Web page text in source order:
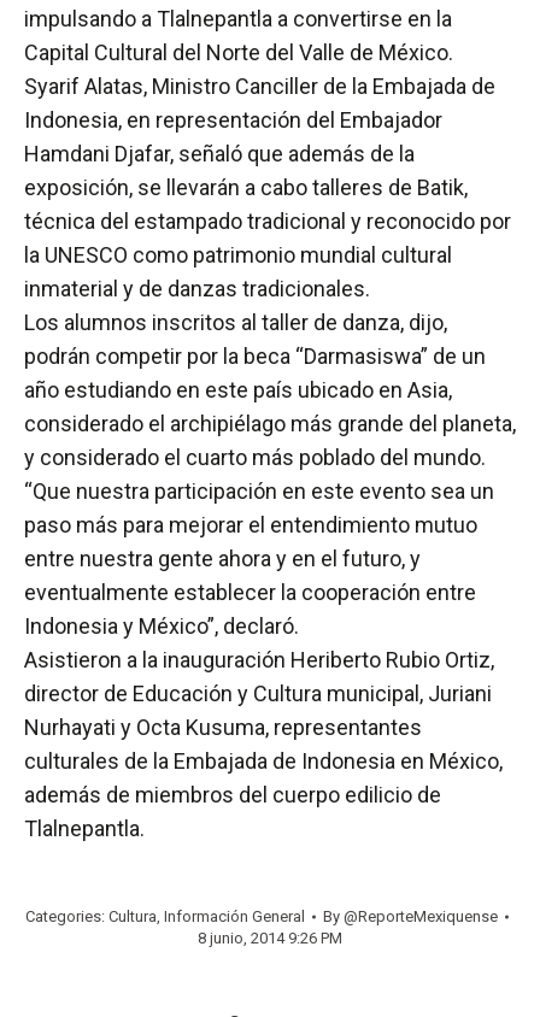
impulsando a Tlalnepantla a convertirse en la
Capital Cultural del Norte del Valle de México.
Syarif Alatas, Ministro Canciller de la Embajada de
Indonesia, en representación del Embajador
Hamdani Djafar, señaló que además de la
exposición, se llevarán a cabo talleres de Batik,
técnica del estampado tradicional y reconocido por
la UNESCO como patrimonio mundial cultural
inmaterial y de danzas tradicionales.
Los alumnos inscritos al taller de danza, dijo,
podrán competir por la beca “Darmasiswa” de un
año estudiando en este país ubicado en Asia,
considerado el archipiélago más grande del planeta,
y considerado el cuarto más poblado del mundo.
“Que nuestra participación en este evento sea un
paso más para mejorar el entendimiento mutuo
entre nuestra gente ahora y en el futuro, y
eventualmente establecer la cooperación entre
Indonesia y México”, declaró.
Asistieron a la inauguración Heriberto Rubio Ortiz,
director de Educación y Cultura municipal, Juriani
Nurhayati y Octa Kusuma, representantes
culturales de la Embajada de Indonesia en México,
además de miembros del cuerpo edilicio de
Tlalnepantla.
Categories: Cultura, Información General By @ReporteMexiquense
8 junio, 2014 9:26 PM